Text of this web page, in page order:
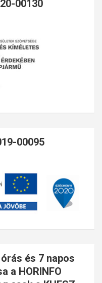
00130
00095
és 7 napos
a HORINFO